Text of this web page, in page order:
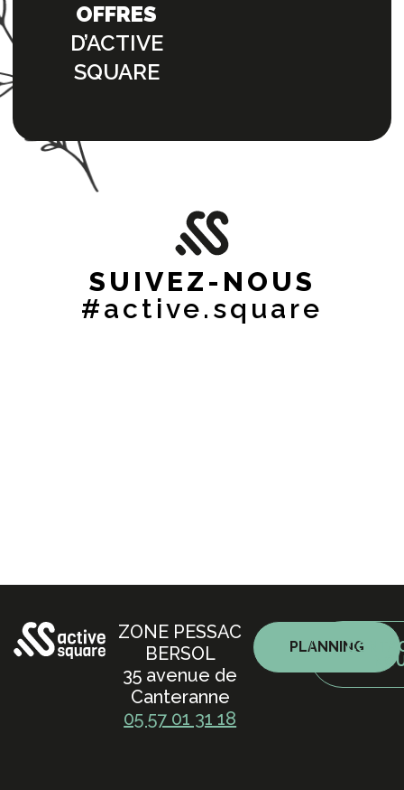
OFFRES
D’ACTIVE
SQUARE
SUIVEZ-NOUS
#active.square
ZONE PESSAC
BERSOL
35 avenue de
Canteranne
05 57 01 31 18
PLANNING